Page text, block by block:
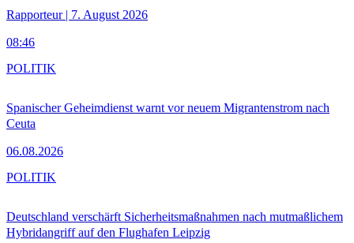
Rapporteur | 7. August 2026
08:46
Spanischer Geheimdienst warnt vor neuem Migrantenstrom nach
Ceuta
06.08.2026
POLITIK
Deutschland verschärft Sicherheitsmaßnahmen nach mutmaßlichem
Hybridangriff auf den Flughafen Leipzig
POLITIK